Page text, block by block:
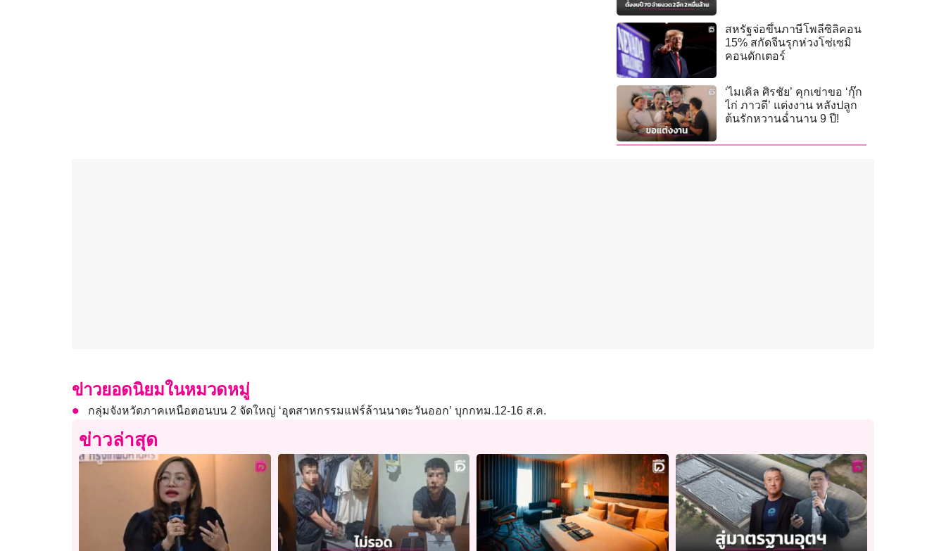
สหรัฐจ่อขึ้นภาษีโพลีซิลิคอน
15% สกัดจีนรุกห่วงโซ่เซมิ
คอนดักเตอร์
‘ไมเคิล ศิรชัย’ คุกเข่าขอ ‘กุ๊ก
ไก่ ภาวดี’ แต่งงาน หลังปลูก
ต้นรักหวานฉ่ำนาน 9 ปี!
ข่าวยอดนิยมในหมวดหมู่
กลุ่มจังหวัดภาคเหนือตอนบน 2 จัดใหญ่ ‘อุตสาหกรรมแฟร์ล้านนาตะวันออก’ บุกกทม.12-16 ส.ค.
ข่าวล่าสุด